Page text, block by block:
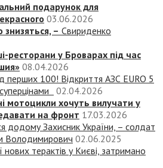
подарунок для
03.06.2026
знизяться, – Свириденко
ресторани у Броварах під час
08.04.2026
перших 100! Відкриття АЗС EURO 5
02.04.2026
мотоцикли хочуть вилучати у
на фронт 17.03.2026
додому Захисник України, – солдат
Володимирович 02.06.2025
нових терактів у Києві, затримано